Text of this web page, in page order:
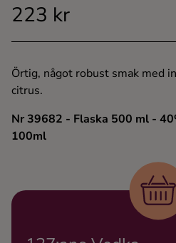
Shots
Vodka
Whisky
223 kr
Örtig, något robust smak med
citrus.
Nr 39682 - Flaska 500 ml -
100ml